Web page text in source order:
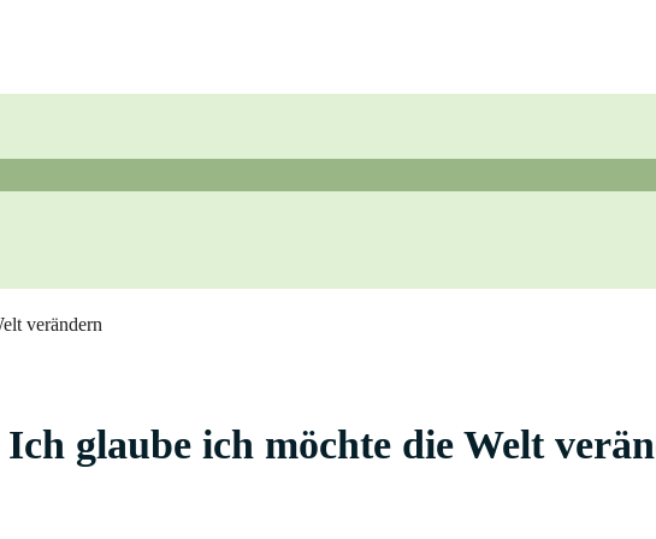
verändern
glaube ich möchte die Welt